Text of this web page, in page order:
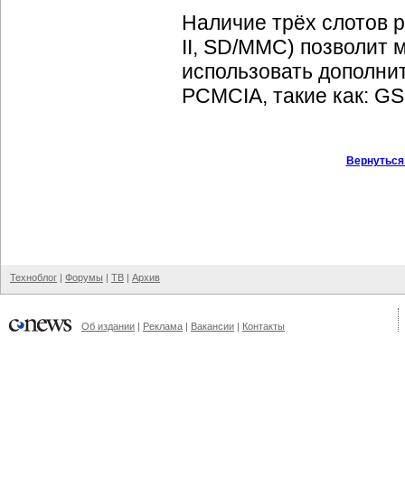
Наличие трёх слотов
II, SD/MMC) позволит
использовать
PCMCIA, такие как:
Техноблог | Форумы | ТВ | Архив
Об издании | Реклама | Вакансии | Контакты